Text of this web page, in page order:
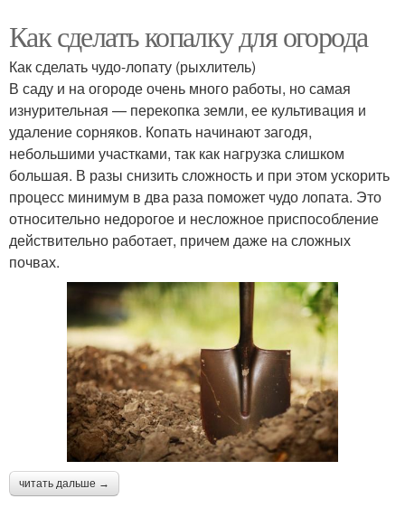
Как сделать копалку для огорода
Как сделать чудо-лопату (рыхлитель)
В саду и на огороде очень много работы, но самая
изнурительная — перекопка земли, ее культивация и
удаление сорняков. Копать начинают загодя,
небольшими участками, так как нагрузка слишком
большая. В разы снизить сложность и при этом ускорить
процесс минимум в два раза поможет чудо лопата. Это
относительно недорогое и несложное приспособление
действительно работает, причем даже на сложных
почвах.
читать дальше →